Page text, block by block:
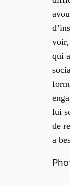
voir,
qui
lui
de
a